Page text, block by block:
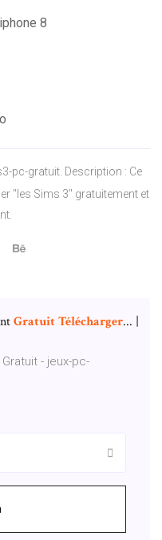
8
pc-gratuit. Description : Ce
"les Sims 3" gratuitement et
GratuitTélécharger... |
- jeux-pc-